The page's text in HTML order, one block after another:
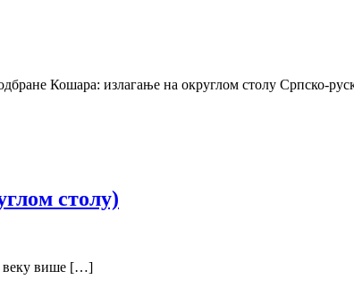
Кошара: излагање на округлом столу Српско-
столу)
веку више […]